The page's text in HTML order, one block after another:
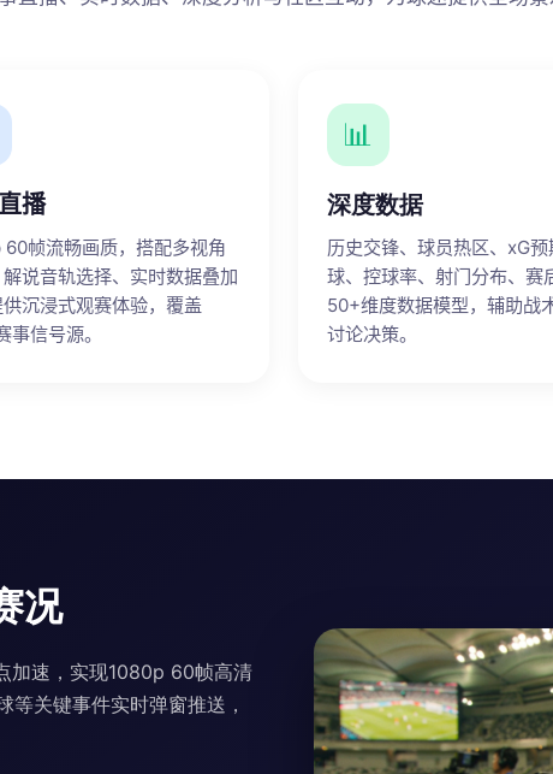
播
60帧流畅画质，搭配多视角
说音轨选择、实时数据叠加
沉浸式观赛体验，覆盖
事信号源。
📊
深度数据
历史交锋、球员热区、xG预
球、控球率、射门分布、赛
50+维度数据模型，辅助战
讨论决策。
况
加速，实现1080p 60帧高清
关键事件实时弹窗推送，